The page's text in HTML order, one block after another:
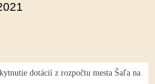
dotácií z rozpočtu mesta Šaľa na